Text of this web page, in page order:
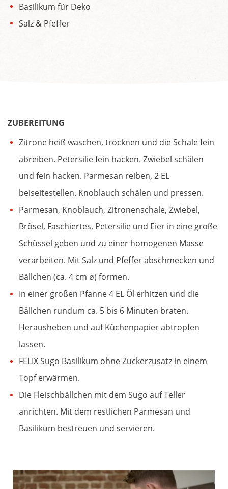
Basilikum für Deko
Salz & Pfeffer
ZUBEREITUNG
Zitrone heiß waschen, trocknen und die Schale fein
abreiben. Petersilie fein hacken. Zwiebel schälen
und fein hacken. Parmesan reiben, 2 EL
beiseitestellen. Knoblauch schälen und pressen.
Parmesan, Knoblauch, Zitronenschale, Zwiebel,
Brösel, Faschiertes, Petersilie und Eier in eine große
Schüssel geben und zu einer homogenen Masse
verarbeiten. Mit Salz und Pfeffer abschmecken und
Bällchen (ca. 4 cm ø) formen.
In einer großen Pfanne 4 EL Öl erhitzen und die
Bällchen rundum ca. 5 bis 6 Minuten braten.
Herausheben und auf Küchenpapier abtropfen
lassen.
FELIX Sugo Basilikum ohne Zuckerzusatz in einem
Topf erwärmen.
Die Fleischbällchen mit dem Sugo auf Teller
anrichten. Mit dem restlichen Parmesan und
Basilikum bestreuen und servieren.